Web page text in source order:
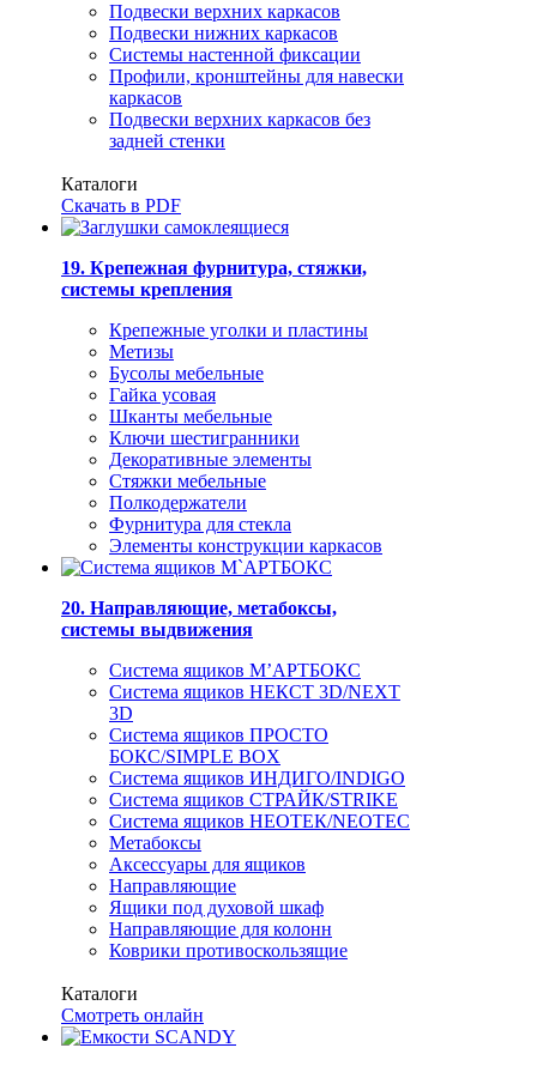
Подвески верхних каркасов
Подвески нижних каркасов
Системы настенной фиксации
Профили, кронштейны для навески
каркасов
Подвески верхних каркасов без
задней стенки
Каталоги
Скачать в PDF
19. Крепежная фурнитура, стяжки,
системы крепления
Крепежные уголки и пластины
Метизы
Бусолы мебельные
Гайка усовая
Шканты мебельные
Ключи шестигранники
Декоративные элементы
Стяжки мебельные
Полкодержатели
Фурнитура для стекла
Элементы конструкции каркасов
20. Направляющие, метабоксы,
системы выдвижения
Система ящиков М’АРТБОКС
Система ящиков НЕКСТ 3D/NEXT
3D
Система ящиков ПРОСТО
БОКС/SIMPLE BOX
Система ящиков ИНДИГО/INDIGO
Система ящиков СТРАЙК/STRIKE
Система ящиков НЕОТЕК/NEOTEC
Метабоксы
Аксессуары для ящиков
Направляющие
Ящики под духовой шкаф
Направляющие для колонн
Коврики противоскользящие
Каталоги
Смотреть онлайн